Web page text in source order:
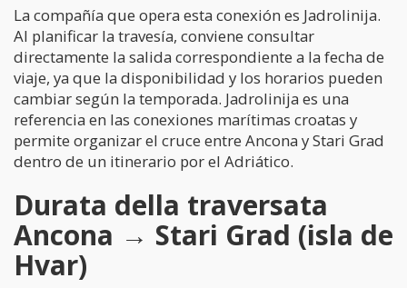
La compañía que opera esta conexión es Jadrolinija.
Al planificar la travesía, conviene consultar
directamente la salida correspondiente a la fecha de
viaje, ya que la disponibilidad y los horarios pueden
cambiar según la temporada. Jadrolinija es una
referencia en las conexiones marítimas croatas y
permite organizar el cruce entre Ancona y Stari Grad
dentro de un itinerario por el Adriático.
Durata della traversata
Ancona → Stari Grad (isla de
Hvar)